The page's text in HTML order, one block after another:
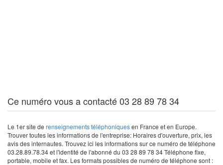
Ce numéro vous a contacté 03 28 89 78 34
Le 1er site de renseignements téléphoniquesen France et en Europe.
Trouver toutes les informations de l'entreprise: Horaires d'ouverture, prix, les
avis des internautes. Trouvez ici les informations sur ce numéro de téléphone
03.28.89.78.34 et l'identité de l'abonné du 03 28 89 78 34 Téléphone fixe,
portable, mobile et fax. Les formats possibles de numéro de téléphone sont :